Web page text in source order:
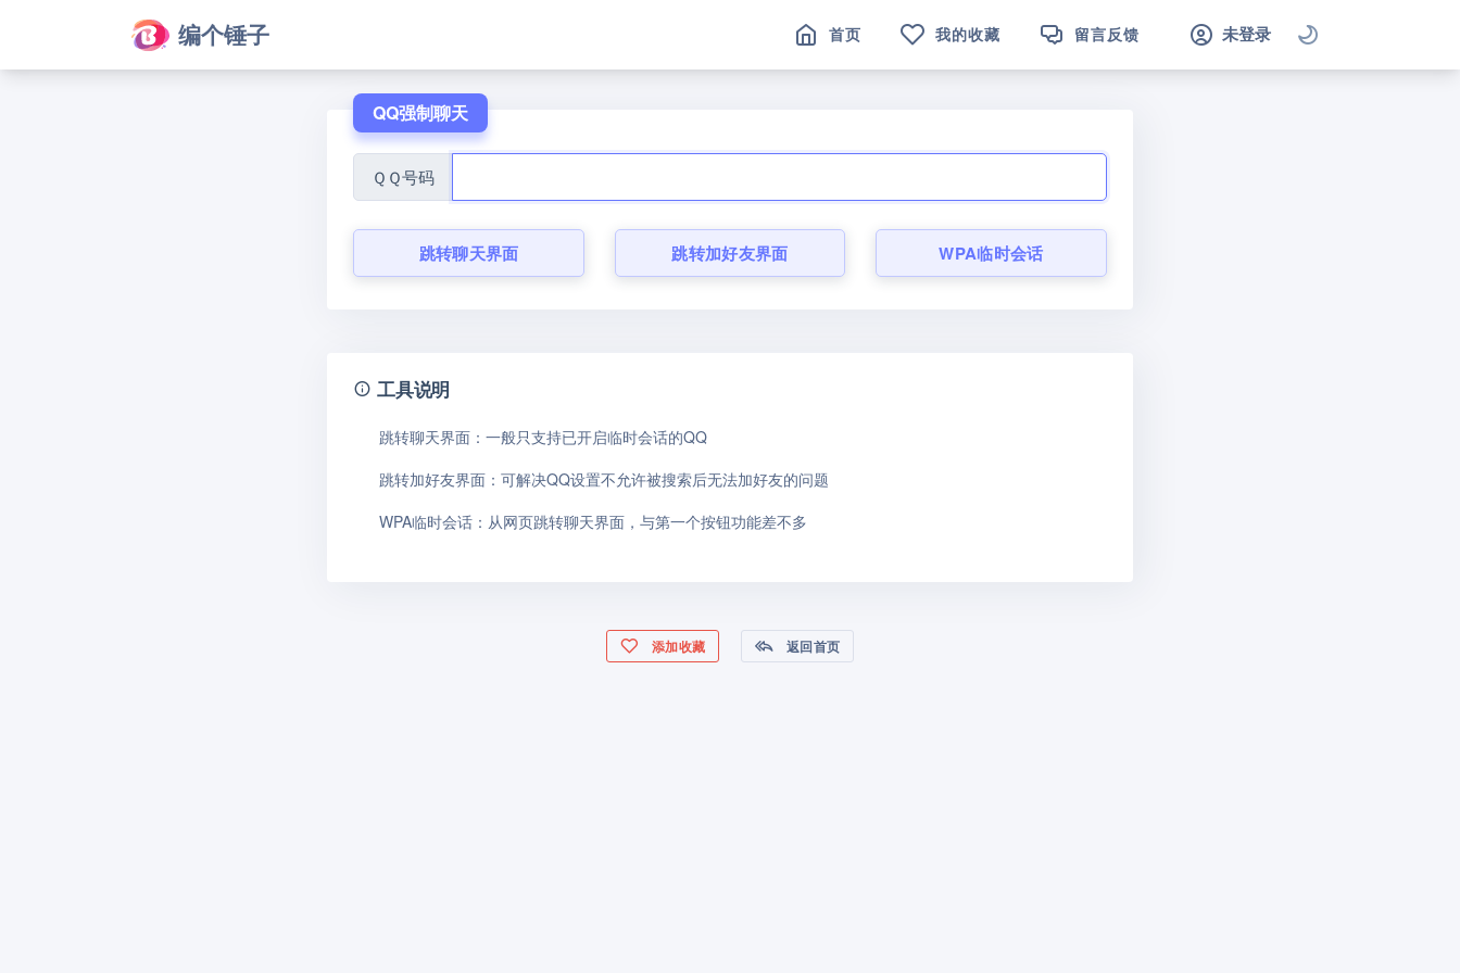
编个锤子 首页 我的收藏 留言反馈 未登录
QQ强制聊天
ＱＱ号码
跳转聊天界面 跳转加好友界面 WPA临时会话
工具说明
跳转聊天界面：一般只支持已开启临时会话的QQ
跳转加好友界面：可解决QQ设置不允许被搜索后无法加好友的问题
WPA临时会话：从网页跳转聊天界面，与第一个按钮功能差不多
添加收藏 返回首页